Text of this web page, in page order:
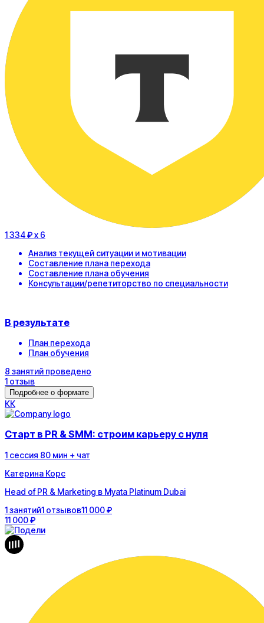
1 334 ₽x 6
Анализ текущей ситуации и мотивации
Составление плана перехода
Составление плана обучения
Консультации/репетиторство по специальности
В результате
План перехода
План обучения
8 занятий проведено
1 отзыв
Подробнее о формате
КК
Старт в PR & SMM: строим карьеру с нуля
1 сессия 80 мин + чат
Катерина Корс
Head of PR & Marketing в Myata Platinum Dubai
1занятий1 отзывов11 000 ₽
11 000 ₽